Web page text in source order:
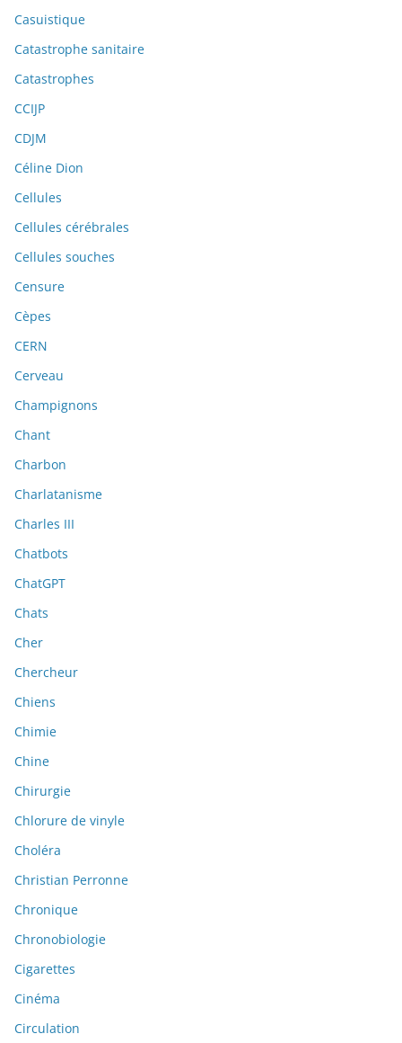
Casuistique
Catastrophe sanitaire
Catastrophes
CCIJP
CDJM
Céline Dion
Cellules
Cellules cérébrales
Cellules souches
Censure
Cèpes
CERN
Cerveau
Champignons
Chant
Charbon
Charlatanisme
Charles III
Chatbots
ChatGPT
Chats
Cher
Chercheur
Chiens
Chimie
Chine
Chirurgie
Chlorure de vinyle
Choléra
Christian Perronne
Chronique
Chronobiologie
Cigarettes
Cinéma
Circulation